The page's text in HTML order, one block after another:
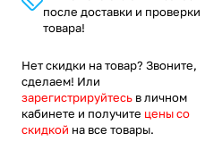
после доставки и проверки
товара!
Нет скидки на товар? Звоните,
сделаем! Или
зарегистрируйтесь в личном
кабинете и получите цены со
скидкой на все товары.